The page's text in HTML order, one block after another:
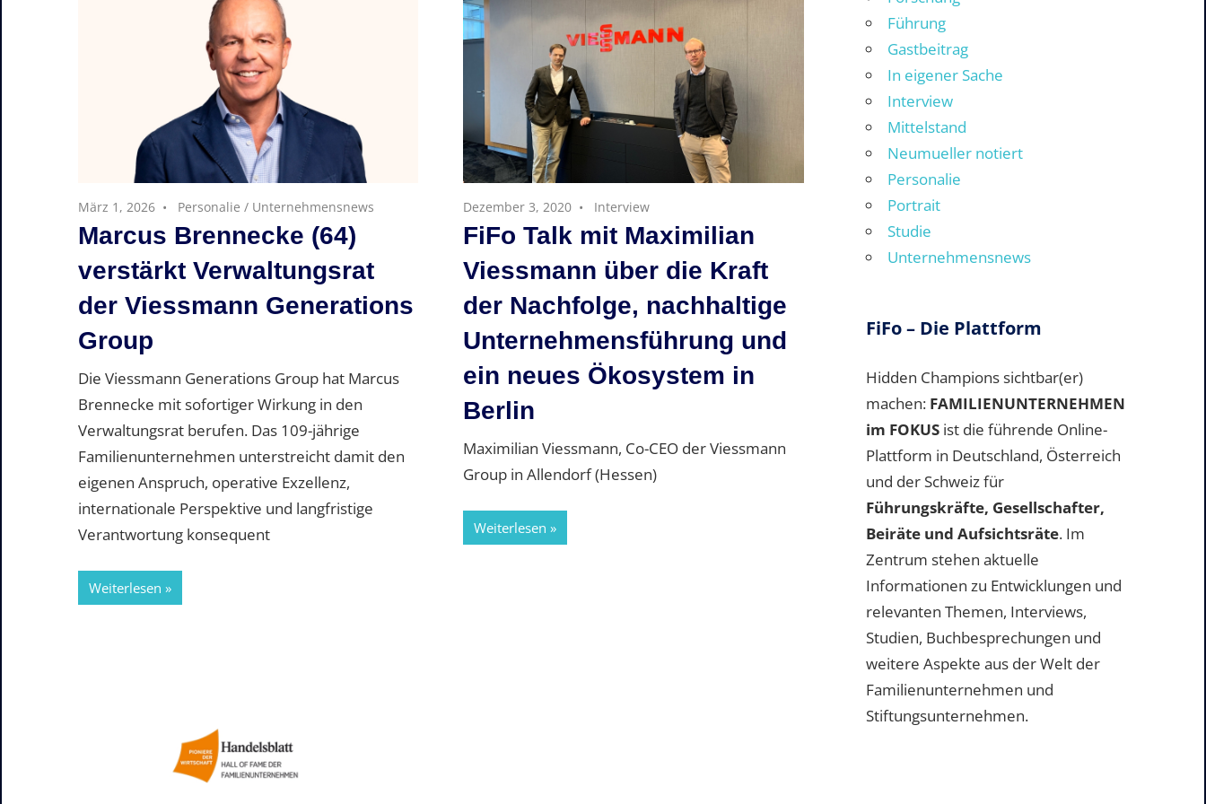
März 1, 2026 Personalie / Unternehmensnews
Marcus Brennecke (64)
verstärkt Verwaltungsrat
der Viessmann Generations
Group
Die Viessmann Generations Group hat Marcus
Brennecke mit sofortiger Wirkung in den
Verwaltungsrat berufen. Das 109-jährige
Familienunternehmen unterstreicht damit den
eigenen Anspruch, operative Exzellenz,
internationale Perspektive und langfristige
Verantwortung konsequent
Weiterlesen
Dezember 3, 2020 Interview
FiFo Talk mit Maximilian
Viessmann über die Kraft
der Nachfolge, nachhaltige
Unternehmensführung und
ein neues Ökosystem in
Berlin
Maximilian Viessmann, Co-CEO der Viessmann
Group in Allendorf (Hessen)
Weiterlesen
Führung
Gastbeitrag
In eigener Sache
Interview
Mittelstand
Neumueller notiert
Personalie
Portrait
Studie
Unternehmensnews
FiFo – Die Plattform
Hidden Champions sichtbar(er)
machen: FAMILIENUNTERNEHMEN
im FOKUS ist die führende Online-
Plattform in Deutschland, Österreich
und der Schweiz für
Führungskräfte, Gesellschafter,
Beiräte und Aufsichtsräte. Im
Zentrum stehen aktuelle
Informationen zu Entwicklungen und
relevanten Themen, Interviews,
Studien, Buchbesprechungen und
weitere Aspekte aus der Welt der
Familienunternehmen und
Stiftungsunternehmen.